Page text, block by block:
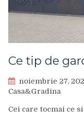
Ce tip de
noiembrie 27,
Casa&Gradina
Cei care tocmai ce